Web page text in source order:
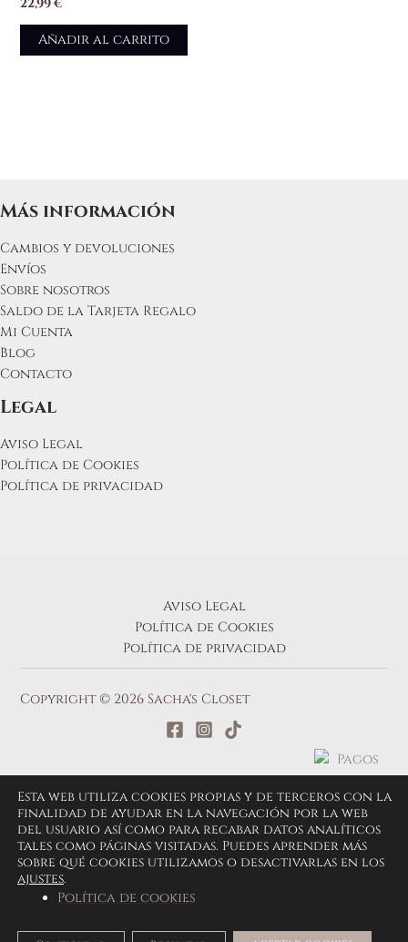
22,99€
Añadir al carrito
Más información
Cambios y devoluciones
Envíos
Sobre nosotros
Saldo de la Tarjeta Regalo
Mi Cuenta
Blog
Contacto
Legal
Aviso Legal
Política de Cookies
Política de privacidad
Aviso Legal
Política de Cookies
Política de privacidad
Copyright © 2026 Sacha's Closet
Esta web utiliza cookies propias y de terceros con la
finalidad de ayudar en la navegación por la web
del usuario así como para recabar datos analíticos
tales como páginas visitadas. Puedes aprender más
sobre qué cookies utilizamos o desactivarlas en los
ajustes.
Política de cookies